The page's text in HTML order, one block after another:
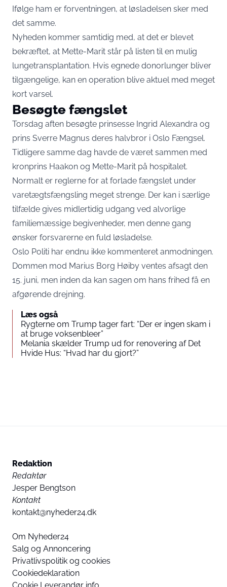
Ifølge ham er forventningen, at løsladelsen sker med
det samme.
Nyheden kommer samtidig med, at det er blevet
bekræftet, at Mette-Marit står på listen til en mulig
lungetransplantation. Hvis egnede donorlunger bliver
tilgængelige, kan en operation blive aktuel med meget
kort varsel.
Besøgte fængslet
Torsdag aften besøgte prinsesse Ingrid Alexandra og
prins Sverre Magnus deres halvbror i Oslo Fængsel.
Tidligere samme dag havde de været sammen med
kronprins Haakon og Mette-Marit på hospitalet.
Normalt er reglerne for at forlade fængslet under
varetægtsfængsling meget strenge. Der kan i særlige
tilfælde gives midlertidig udgang ved alvorlige
familiemæssige begivenheder, men denne gang
ønsker forsvarerne en fuld løsladelse.
Oslo Politi har endnu ikke kommenteret anmodningen.
Dommen mod Marius Borg Høiby ventes afsagt den
15. juni, men inden da kan sagen om hans frihed få en
afgørende drejning.
Læs også
Rygterne om Trump tager fart: “Der er ingen skam i
at bruge voksenbleer”
Melania skælder Trump ud for renovering af Det
Hvide Hus: “Hvad har du gjort?”
Redaktion
Redaktør
Jesper Bengtson
Kontakt
kontakt@nyheder24.dk
Om Nyheder24
Salg og Annoncering
Privatlivspolitik og cookies
Cookiedeklaration